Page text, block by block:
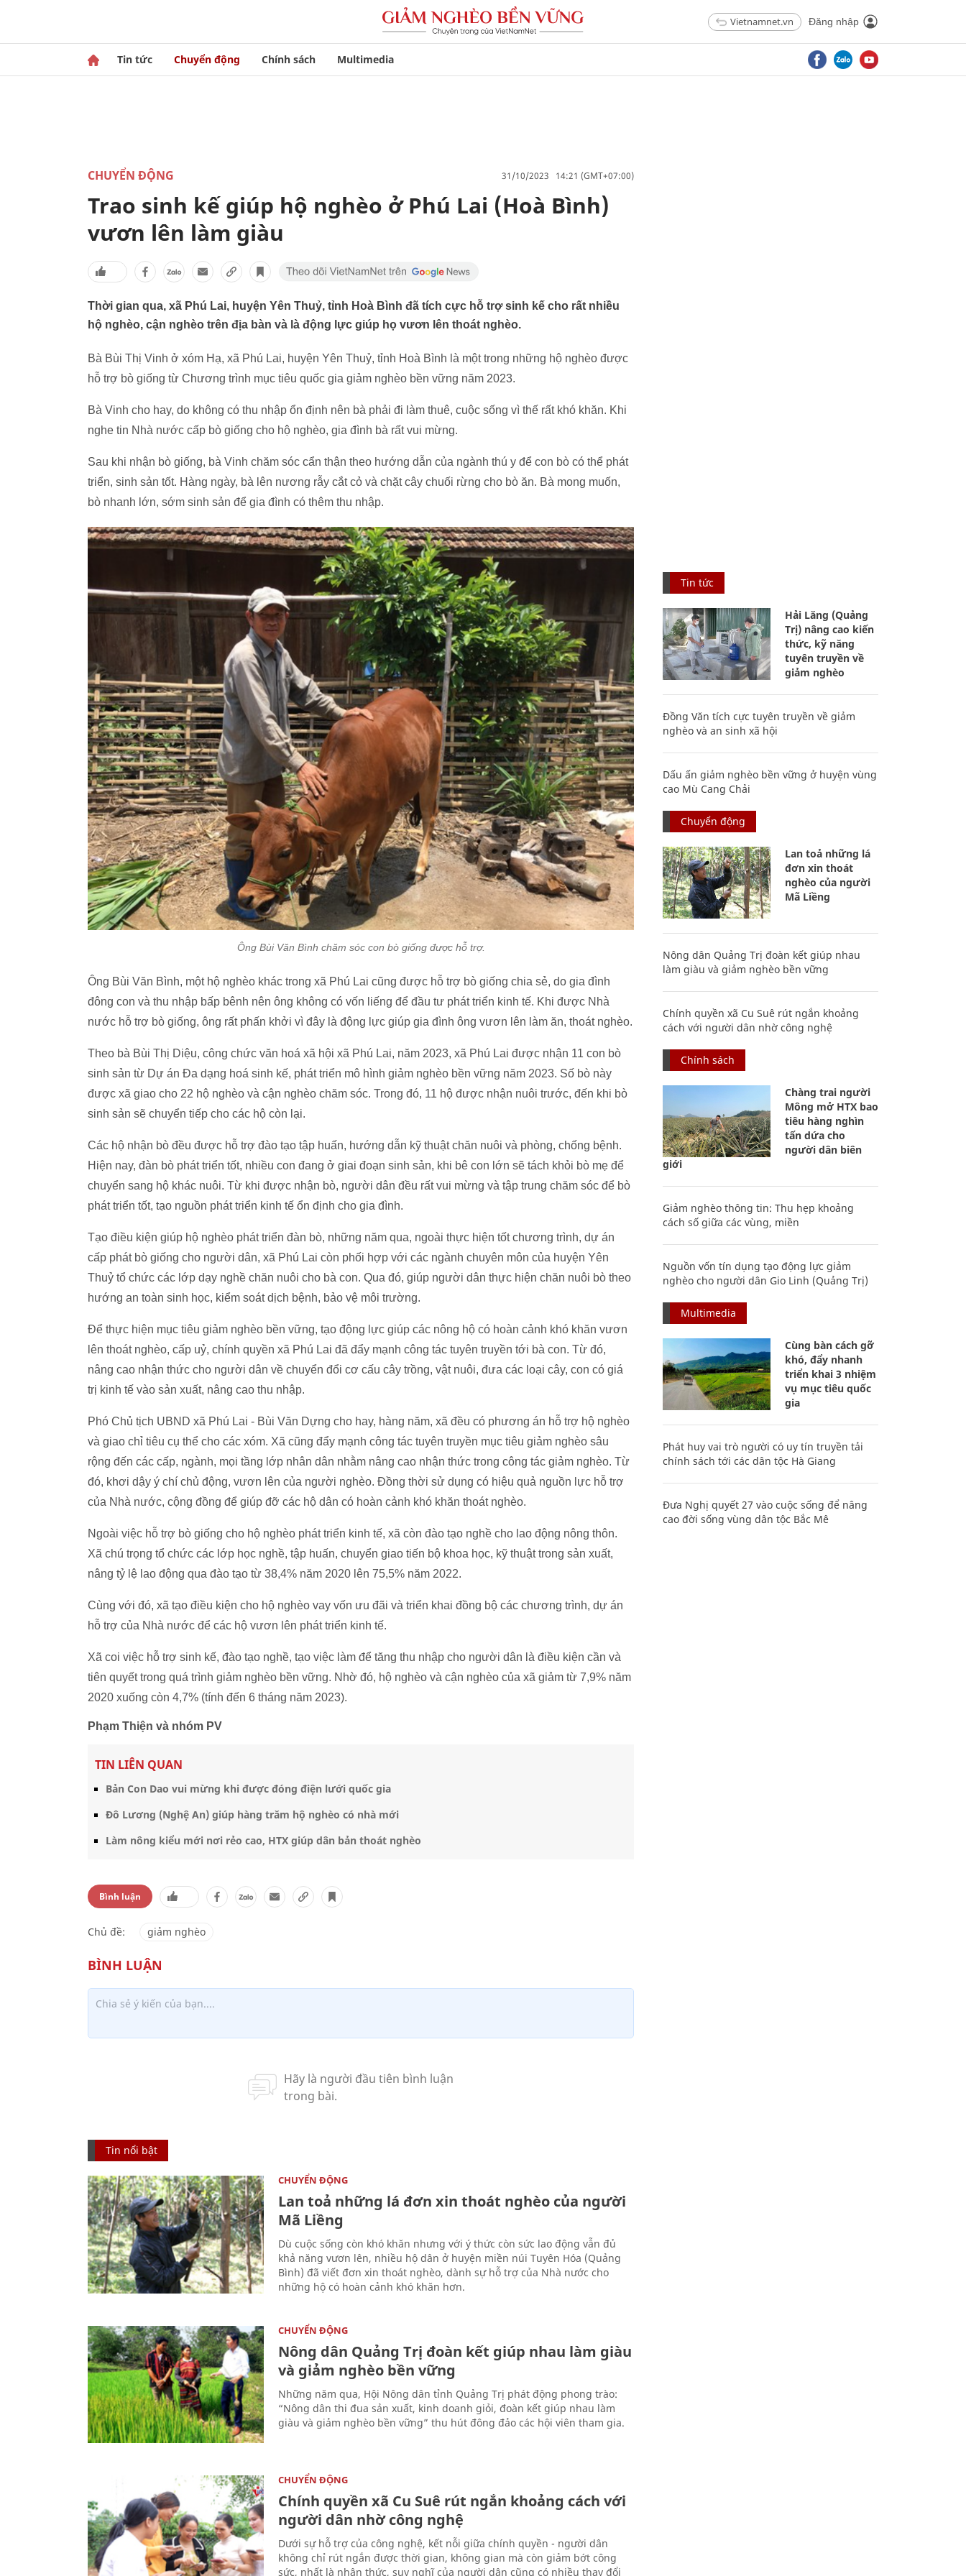
Vietnamnet.vn Đăng nhập
Tin tức Chuyển động Chính sách Multimedia
CHUYỂN ĐỘNG 31/10/2023 14:21 (GMT+07:00)
Trao sinh kế giúp hộ nghèo ở Phú Lai (Hoà Bình)
vươn lên làm giàu
Thời gian qua, xã Phú Lai, huyện Yên Thuỷ, tỉnh Hoà Bình đã tích cực hỗ trợ sinh kế cho rất nhiều
hộ nghèo, cận nghèo trên địa bàn và là động lực giúp họ vươn lên thoát nghèo.
Bà Bùi Thị Vinh ở xóm Hạ, xã Phú Lai, huyện Yên Thuỷ, tỉnh Hoà Bình là một trong những hộ nghèo được
hỗ trợ bò giống từ Chương trình mục tiêu quốc gia giảm nghèo bền vững năm 2023.
Bà Vinh cho hay, do không có thu nhập ổn định nên bà phải đi làm thuê, cuộc sống vì thế rất khó khăn. Khi
nghe tin Nhà nước cấp bò giống cho hộ nghèo, gia đình bà rất vui mừng.
Sau khi nhận bò giống, bà Vinh chăm sóc cẩn thận theo hướng dẫn của ngành thú y để con bò có thể phát
triển, sinh sản tốt. Hàng ngày, bà lên nương rẫy cắt cỏ và chặt cây chuối rừng cho bò ăn. Bà mong muốn,
bò nhanh lớn, sớm sinh sản để gia đình có thêm thu nhập.
Ông Bùi Văn Bình chăm sóc con bò giống được hỗ trợ.
Ông Bùi Văn Bình, một hộ nghèo khác trong xã Phú Lai cũng được hỗ trợ bò giống chia sẻ, do gia đình
đông con và thu nhập bấp bênh nên ông không có vốn liếng để đầu tư phát triển kinh tế. Khi được Nhà
nước hỗ trợ bò giống, ông rất phấn khởi vì đây là động lực giúp gia đình ông vươn lên làm ăn, thoát nghèo.
Theo bà Bùi Thị Diệu, công chức văn hoá xã hội xã Phú Lai, năm 2023, xã Phú Lai được nhận 11 con bò
sinh sản từ Dự án Đa dạng hoá sinh kế, phát triển mô hình giảm nghèo bền vững năm 2023. Số bò này
được xã giao cho 22 hộ nghèo và cận nghèo chăm sóc. Trong đó, 11 hộ được nhận nuôi trước, đến khi bò
sinh sản sẽ chuyển tiếp cho các hộ còn lại.
Các hộ nhận bò đều được hỗ trợ đào tạo tập huấn, hướng dẫn kỹ thuật chăn nuôi và phòng, chống bệnh.
Hiện nay, đàn bò phát triển tốt, nhiều con đang ở giai đoạn sinh sản, khi bê con lớn sẽ tách khỏi bò mẹ để
chuyển sang hộ khác nuôi. Từ khi được nhận bò, người dân đều rất vui mừng và tập trung chăm sóc để bò
phát triển tốt, tạo nguồn phát triển kinh tế ổn định cho gia đình.
Tạo điều kiện giúp hộ nghèo phát triển đàn bò, những năm qua, ngoài thực hiện tốt chương trình, dự án
cấp phát bò giống cho người dân, xã Phú Lai còn phối hợp với các ngành chuyên môn của huyện Yên
Thuỷ tổ chức các lớp dạy nghề chăn nuôi cho bà con. Qua đó, giúp người dân thực hiện chăn nuôi bò theo
hướng an toàn sinh học, kiểm soát dịch bệnh, bảo vệ môi trường.
Để thực hiện mục tiêu giảm nghèo bền vững, tạo động lực giúp các nông hộ có hoàn cảnh khó khăn vươn
lên thoát nghèo, cấp uỷ, chính quyền xã Phú Lai đã đẩy mạnh công tác tuyên truyền tới bà con. Từ đó,
nâng cao nhận thức cho người dân về chuyển đổi cơ cấu cây trồng, vật nuôi, đưa các loại cây, con có giá
trị kinh tế vào sản xuất, nâng cao thu nhập.
Phó Chủ tịch UBND xã Phú Lai - Bùi Văn Dựng cho hay, hàng năm, xã đều có phương án hỗ trợ hộ nghèo
và giao chỉ tiêu cụ thể cho các xóm. Xã cũng đẩy mạnh công tác tuyên truyền mục tiêu giảm nghèo sâu
rộng đến các cấp, ngành, mọi tầng lớp nhân dân nhằm nâng cao nhận thức trong công tác giảm nghèo. Từ
đó, khơi dậy ý chí chủ động, vươn lên của người nghèo. Đồng thời sử dụng có hiệu quả nguồn lực hỗ trợ
của Nhà nước, cộng đồng để giúp đỡ các hộ dân có hoàn cảnh khó khăn thoát nghèo.
Ngoài việc hỗ trợ bò giống cho hộ nghèo phát triển kinh tế, xã còn đào tạo nghề cho lao động nông thôn.
Xã chú trọng tổ chức các lớp học nghề, tập huấn, chuyển giao tiến bộ khoa học, kỹ thuật trong sản xuất,
nâng tỷ lệ lao động qua đào tạo từ 38,4% năm 2020 lên 75,5% năm 2022.
Cùng với đó, xã tạo điều kiện cho hộ nghèo vay vốn ưu đãi và triển khai đồng bộ các chương trình, dự án
hỗ trợ của Nhà nước để các hộ vươn lên phát triển kinh tế.
Xã coi việc hỗ trợ sinh kế, đào tạo nghề, tạo việc làm để tăng thu nhập cho người dân là điều kiện cần và
tiên quyết trong quá trình giảm nghèo bền vững. Nhờ đó, hộ nghèo và cận nghèo của xã giảm từ 7,9% năm
2020 xuống còn 4,7% (tính đến 6 tháng năm 2023).
Phạm Thiện và nhóm PV
TIN LIÊN QUAN
Bản Con Dao vui mừng khi được đóng điện lưới quốc gia
Đô Lương (Nghệ An) giúp hàng trăm hộ nghèo có nhà mới
Làm nông kiểu mới nơi rẻo cao, HTX giúp dân bản thoát nghèo
Bình luận
Chủ đề: giảm nghèo
Tin nổi bật
CHUYỂN ĐỘNG
Lan toả những lá đơn xin thoát nghèo của người
Mã Liềng
Dù cuộc sống còn khó khăn nhưng với ý thức còn sức lao động vẫn đủ
khả năng vươn lên, nhiều hộ dân ở huyện miền núi Tuyên Hóa (Quảng
Bình) đã viết đơn xin thoát nghèo, dành sự hỗ trợ của Nhà nước cho
những hộ có hoàn cảnh khó khăn hơn.
CHUYỂN ĐỘNG
Nông dân Quảng Trị đoàn kết giúp nhau làm giàu
và giảm nghèo bền vững
Những năm qua, Hội Nông dân tỉnh Quảng Trị phát động phong trào:
“Nông dân thi đua sản xuất, kinh doanh giỏi, đoàn kết giúp nhau làm
giàu và giảm nghèo bền vững” thu hút đông đảo các hội viên tham gia.
CHUYỂN ĐỘNG
Chính quyền xã Cu Suê rút ngắn khoảng cách với
người dân nhờ công nghệ
Dưới sự hỗ trợ của công nghệ, kết nỗi giữa chính quyền - người dân
không chỉ rút ngắn được thời gian, không gian mà còn giảm bớt công
sức, nhất là nhận thức, suy nghĩ của người dân cũng có nhiều thay đổi
Tin tức
Hải Lăng (Quảng
Trị) nâng cao kiến
thức, kỹ năng
tuyên truyền về
giảm nghèo
Đồng Văn tích cực tuyên truyền về giảm
nghèo và an sinh xã hội
Dấu ấn giảm nghèo bền vững ở huyện vùng
cao Mù Cang Chải
Chuyển động
Lan toả những lá
đơn xin thoát
nghèo của người
Mã Liềng
Nông dân Quảng Trị đoàn kết giúp nhau
làm giàu và giảm nghèo bền vững
Chính quyền xã Cu Suê rút ngắn khoảng
cách với người dân nhờ công nghệ
Chính sách
Chàng trai người
Mông mở HTX bao
tiêu hàng nghìn
tấn dứa cho
người dân biên
giới
Giảm nghèo thông tin: Thu hẹp khoảng
cách số giữa các vùng, miền
Nguồn vốn tín dụng tạo động lực giảm
nghèo cho người dân Gio Linh (Quảng Trị)
Multimedia
Cùng bàn cách gỡ
khó, đẩy nhanh
triển khai 3 nhiệm
vụ mục tiêu quốc
gia
Phát huy vai trò người có uy tín truyền tải
chính sách tới các dân tộc Hà Giang
Đưa Nghị quyết 27 vào cuộc sống để nâng
cao đời sống vùng dân tộc Bắc Mê